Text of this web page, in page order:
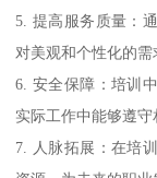
5. 提高服务质量：
对美观和个性化的需
6. 安全保障：培训
实际工作中能够遵守
7. 人脉拓展：在培